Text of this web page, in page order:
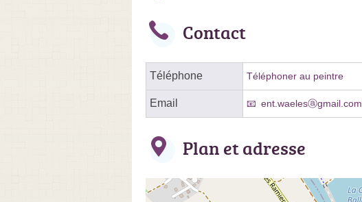
Contact
Téléphone Téléphoner au peintre
Email ent.waelesⓐgmail.com
Plan et adresse